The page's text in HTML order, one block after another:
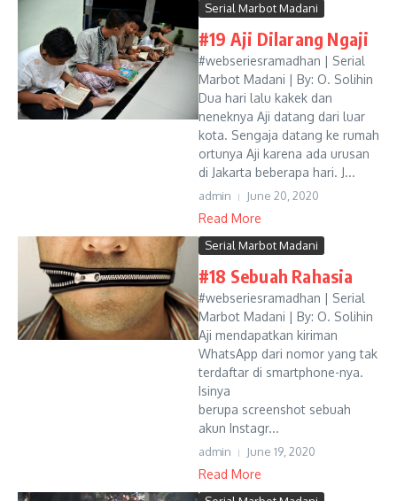
Serial Marbot Madani
#19 Aji Dilarang Ngaji
#webseriesramadhan | Serial
Marbot Madani | By: O. Solihin
Dua hari lalu kakek dan
neneknya Aji datang dari luar
kota. Sengaja datang ke rumah
ortunya Aji karena ada urusan
di Jakarta beberapa hari. J...
admin June 20, 2020
Read More
Serial Marbot Madani
#18 Sebuah Rahasia
#webseriesramadhan | Serial
Marbot Madani | By: O. Solihin
Aji mendapatkan kiriman
WhatsApp dari nomor yang tak
terdaftar di smartphone-nya.
Isinya
berupa screenshot sebuah
akun Instagr...
admin June 19, 2020
Read More